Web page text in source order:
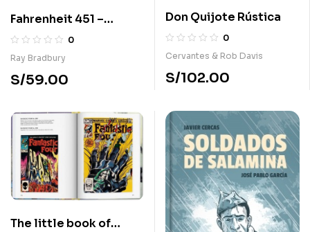
Fahrenheit 451 –
Novela gráfica
0
Ray Bradbury
S/59.00
Don Quijote Rústica
0
Cervantes & Rob Davis
S/102.00
The little book of